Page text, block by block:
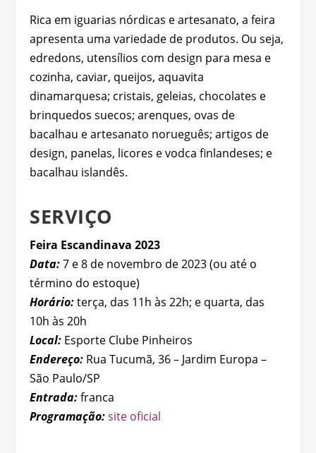
Rica em iguarias nórdicas e artesanato, a feira
apresenta uma variedade de produtos. Ou seja,
edredons, utensílios com design para mesa e
cozinha, caviar, queijos, aquavita
dinamarquesa; cristais, geleias, chocolates e
brinquedos suecos; arenques, ovas de
bacalhau e artesanato norueguês; artigos de
design, panelas, licores e vodca finlandeses; e
bacalhau islandês.
SERVIÇO
Feira Escandinava 2023
Data:7 e 8 de novembro de 2023 (ou até o
término do estoque)
Horário: terça, das 11h às 22h; e quarta, das
10h às 20h
Local: Esporte Clube Pinheiros
Endereço: Rua Tucumã, 36 – Jardim Europa –
São Paulo/SP
Entrada: franca
Programação: site oficial